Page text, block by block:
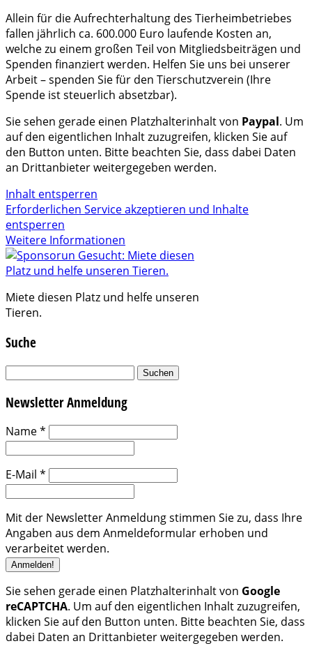
Allein für die Aufrechterhaltung des Tierheimbetriebes
fallen jährlich ca. 600.000 Euro laufende Kosten an,
welche zu einem großen Teil von Mitgliedsbeiträgen und
Spenden finanziert werden. Helfen Sie uns bei unserer
Arbeit – spenden Sie für den Tierschutzverein (Ihre
Spende ist steuerlich absetzbar).
Sie sehen gerade einen Platzhalterinhalt von Paypal. Um
auf den eigentlichen Inhalt zuzugreifen, klicken Sie auf
den Button unten. Bitte beachten Sie, dass dabei Daten
an Drittanbieter weitergegeben werden.
Inhalt entsperren
Erforderlichen Service akzeptieren und Inhalte
entsperren
Weitere Informationen
Miete diesen Platz und helfe unseren
Tieren.
Suche
Suchen
Newsletter Anmeldung
Name*
E-Mail *
Mit der Newsletter Anmeldung stimmen Sie zu, dass Ihre
Angaben aus dem Anmeldeformular erhoben und
verarbeitet werden.
Sie sehen gerade einen Platzhalterinhalt von Google
reCAPTCHA. Um auf den eigentlichen Inhalt zuzugreifen,
klicken Sie auf den Button unten. Bitte beachten Sie, dass
dabei Daten an Drittanbieter weitergegeben werden.